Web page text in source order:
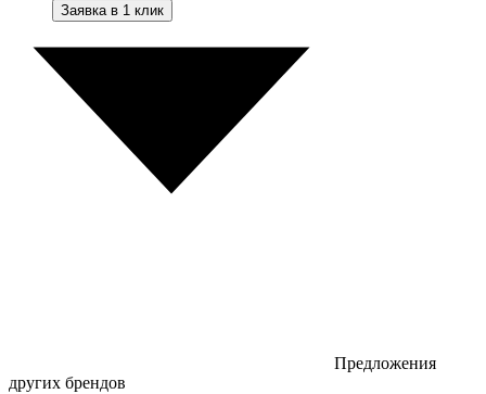
Заявка в 1 клик
Предложения
других брендов